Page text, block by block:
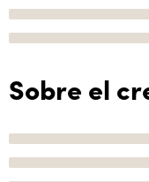
Sobre el